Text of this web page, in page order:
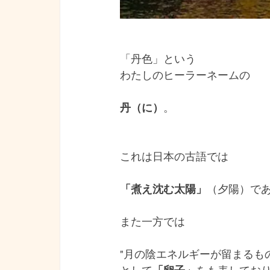
「丹色」という
わたしのヒーラーネームの
丹（に） 。
これは日本の古語では
「煮え沈む太陽」 （夕陽）で
また一方では
"月の陰エネルギーが留まるも